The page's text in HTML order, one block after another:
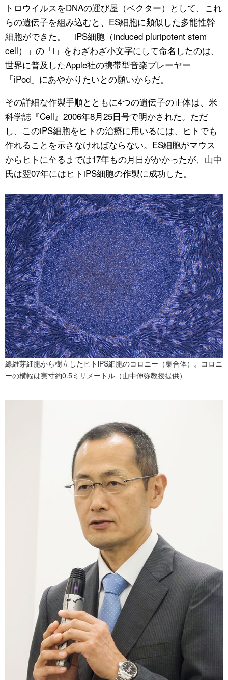
トロウイルスをDNAの運び屋（ベクター）として、これ
らの遺伝子を組み込むと、ES細胞に類似した多能性幹
細胞ができた。「iPS細胞（induced pluripotent stem
cell）」の「i」をわざわざ小文字にして命名したのは、
世界に普及したApple社の携帯型音楽プレーヤー
「iPod」にあやかりたいとの願いからだ。
その詳細な作製手順とともに4つの遺伝子の正体は、米
科学誌『Cell』2006年8月25日号で明かされた。ただ
し、このiPS細胞をヒトの治療に用いるには、ヒトでも
作れることを示さなければならない。ES細胞がマウス
からヒトに至るまでは17年もの月日がかかったが、山中
氏は翌07年にはヒトiPS細胞の作製に成功した。
線維芽細胞から樹立したヒトiPS細胞のコロニー（集合体）。コロニ
ーの横幅は実寸約0.5ミリメートル（山中伸弥教授提供）